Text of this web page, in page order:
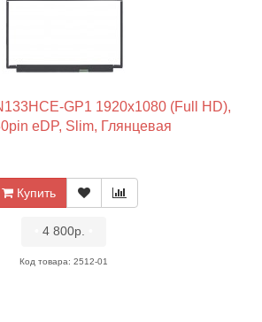
GP1 1920x1080 (Full HD),
eDP, Slim, Глянцевая
Купить
4 800р.
Код товара: 2512-01